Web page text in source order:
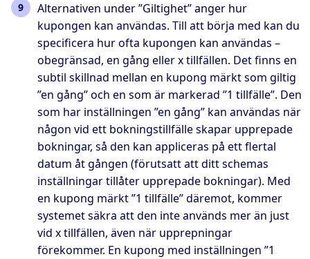
Alternativen under ”Giltighet” anger hur
kupongen kan användas. Till att börja med kan du
specificera hur ofta kupongen kan användas –
obegränsad, en gång eller x tillfällen. Det finns en
subtil skillnad mellan en kupong märkt som giltig
”en gång” och en som är markerad ”1 tillfälle”. Den
som har inställningen ”en gång” kan användas när
någon vid ett bokningstillfälle skapar upprepade
bokningar, så den kan appliceras på ett flertal
datum åt gången (förutsatt att ditt schemas
inställningar tillåter upprepade bokningar). Med
en kupong märkt ”1 tillfälle” däremot, kommer
systemet säkra att den inte används mer än just
vid x tillfällen, även när upprepningar
förekommer. En kupong med inställningen ”1